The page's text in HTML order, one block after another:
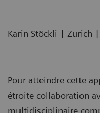
Karin Stöckli | Zurich |
Pour atteindre cette
étroite collaboration
multidisciplinaire